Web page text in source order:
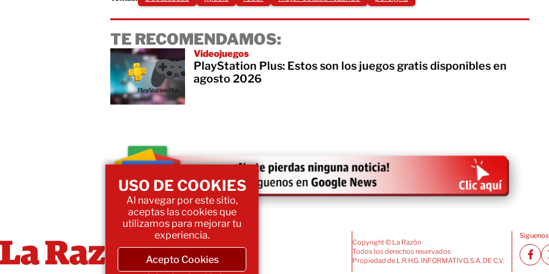
TE RECOMENDAMOS:
Videojuegos
PlayStation Plus: Estos son los juegos gratis disponibles en
agosto 2026
Copyright © La Razón
Todos los derechos reservados
Propiedad de L.R.H.G. INFORMATIVO, S.A. DE C.V.
USO DE COOKIES
Al navegar por este sitio,
aceptas las cookies que
utilizamos para mejorar tu
experiencia.
Acepto Cookies